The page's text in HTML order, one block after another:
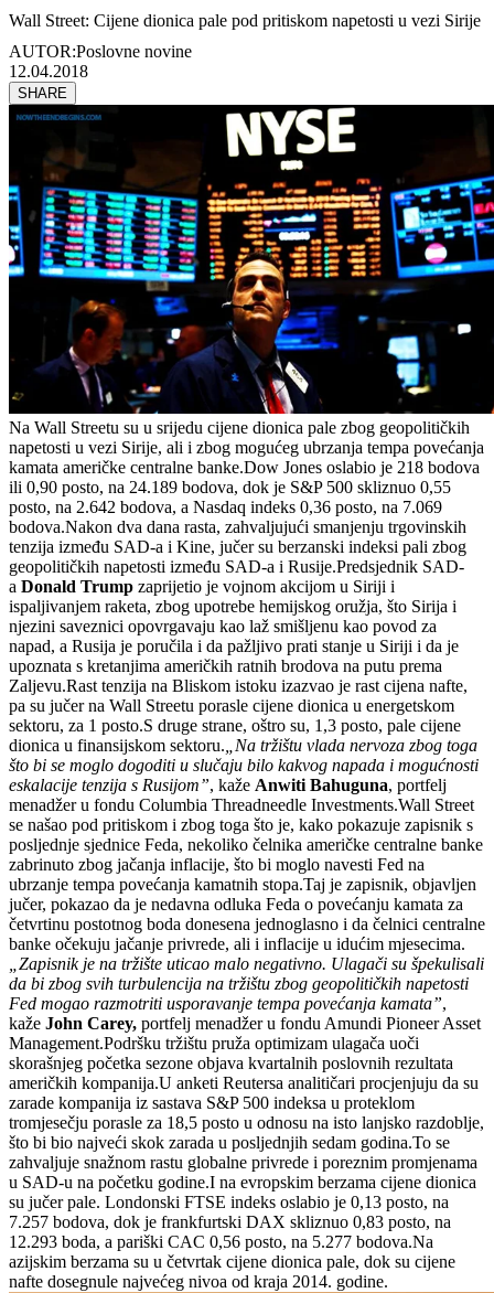
Wall Street: Cijene dionica pale pod pritiskom napetosti u vezi Sirije
AUTOR:Poslovne novine
12.04.2018
SHARE
Na Wall Streetu su u srijedu cijene dionica pale zbog geopolitičkih
napetosti u vezi Sirije, ali i zbog mogućeg ubrzanja tempa povećanja
kamata američke centralne banke.Dow Jones oslabio je 218 bodova
ili 0,90 posto, na 24.189 bodova, dok je S&P 500 skliznuo 0,55
posto, na 2.642 bodova, a Nasdaq indeks 0,36 posto, na 7.069
bodova.Nakon dva dana rasta, zahvaljujući smanjenju trgovinskih
tenzija između SAD-a i Kine, jučer su berzanski indeksi pali zbog
geopolitičkih napetosti između SAD-a i Rusije.Predsjednik SAD-
a Donald Trump zaprijetio je vojnom akcijom u Siriji i
ispaljivanjem raketa, zbog upotrebe hemijskog oružja, što Sirija i
njezini saveznici opovrgavaju kao laž smišljenu kao povod za
napad, a Rusija je poručila i da pažljivo prati stanje u Siriji i da je
upoznata s kretanjima američkih ratnih brodova na putu prema
Zaljevu.Rast tenzija na Bliskom istoku izazvao je rast cijena nafte,
pa su jučer na Wall Streetu porasle cijene dionica u energetskom
sektoru, za 1 posto.S druge strane, oštro su, 1,3 posto, pale cijene
dionica u finansijskom sektoru.„Na tržištu vlada nervoza zbog toga
što bi se moglo dogoditi u slučaju bilo kakvog napada i mogućnosti
eskalacije tenzija s Rusijom”, kaže Anwiti Bahuguna, portfelj
menadžer u fondu Columbia Threadneedle Investments.Wall Street
se našao pod pritiskom i zbog toga što je, kako pokazuje zapisnik s
posljednje sjednice Feda, nekoliko čelnika američke centralne banke
zabrinuto zbog jačanja inflacije, što bi moglo navesti Fed na
ubrzanje tempa povećanja kamatnih stopa.Taj je zapisnik, objavljen
jučer, pokazao da je nedavna odluka Feda o povećanju kamata za
četvrtinu postotnog boda donesena jednoglasno i da čelnici centralne
banke očekuju jačanje privrede, ali i inflacije u idućim mjesecima.
„Zapisnik je na tržište uticao malo negativno. Ulagači su špekulisali
da bi zbog svih turbulencija na tržištu zbog geopolitičkih napetosti
Fed mogao razmotriti usporavanje tempa povećanja kamata”,
kaže John Carey, portfelj menadžer u fondu Amundi Pioneer Asset
Management.Podršku tržištu pruža optimizam ulagača uoči
skorašnjeg početka sezone objava kvartalnih poslovnih rezultata
američkih kompanija.U anketi Reutersa analitičari procjenjuju da su
zarade kompanija iz sastava S&P 500 indeksa u proteklom
tromjesečju porasle za 18,5 posto u odnosu na isto lanjsko razdoblje,
što bi bio najveći skok zarada u posljednjih sedam godina.To se
zahvaljuje snažnom rastu globalne privrede i poreznim promjenama
u SAD-u na početku godine.I na evropskim berzama cijene dionica
su jučer pale. Londonski FTSE indeks oslabio je 0,13 posto, na
7.257 bodova, dok je frankfurtski DAX skliznuo 0,83 posto, na
12.293 boda, a pariški CAC 0,56 posto, na 5.277 bodova.Na
azijskim berzama su u četvrtak cijene dionica pale, dok su cijene
nafte dosegnule najvećeg nivoa od kraja 2014. godine.